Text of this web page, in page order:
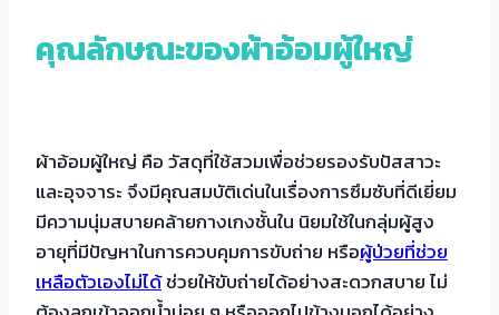
คุณลักษณะของผ้าอ้อมผู้ใหญ่
ผ้าอ้อมผู้ใหญ่ คือ วัสดุที่ใช้สวมเพื่อช่วยรองรับปัสสาวะ
และอุจจาระ จึงมีคุณสมบัติเด่นในเรื่องการซึมซับที่ดีเยี่ยม
มีความนุ่มสบายคล้ายกางเกงชั้นใน นิยมใช้ในกลุ่มผู้สูง
อายุที่มีปัญหาในการควบคุมการขับถ่าย หรือผู้ป่วยที่ช่วย
เหลือตัวเองไม่ได้ช่วยให้ขับถ่ายได้อย่างสะดวกสบาย ไม่